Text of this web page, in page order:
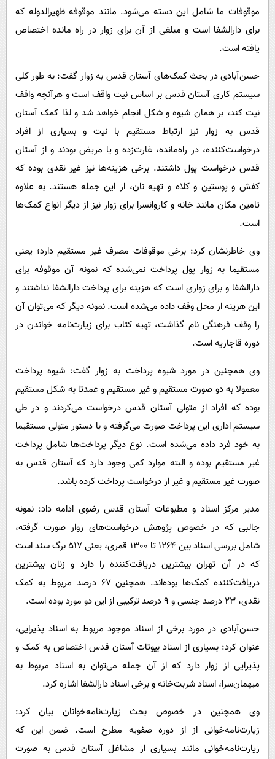
موقوفات ما شامل این دسته می‌شود. مانند موقوفه ظهیرالدوله که
برای دارالشفا است و مبلغی از آن برای زوار در راه مانده اختصاص
یافته است.
حسن‌آبادی در بحث کمک‌های آستان قدس به زوار گفت: به طور کلی
سیستم کاری آستان قدس بر اساس نیت واقف است و هرآنچه واقف
نیت کند، بر همان شیوه و شکل انجام خواهد شد و لذا کمک آستان
قدس به زوار نیز ارتباط مستقیم با نیت و بسیاری از افراد
درخواست‌کننده، در راه‌مانده، غارت‌زده و یا مریض بودند و از آستان
قدس درخواست پول داشتند. برخی هزینه‌ها نیز غیر نقدی بوده که
کفش و پوستین و کلاه و تهیه نان، از این جمله هستند. به علاوه
تامین مکان مانند خانه و کاروانسرا برای زوار نیز از دیگر انواع کمک‌ها
است.
وی خاطرنشان کرد: برخی موقوفات مصرف غیر مستقیم دارد؛ یعنی
مستقیما به زوار پول پرداخت نمی‌شده که نمونه آن موقوفه برای
دارالشفا و برای زواری است که هزینه برای پرداخت دارالشفا نداشتند و
این هزینه از محل وقف داده می‌شده است. نمونه دیگر که می‌توان آن
را وقف فرهنگی نام گذاشت، تهیه کتاب برای زیارت‌نامه خواندن در
دوره قاجاریه است.
وی همچنین در مورد شیوه پرداخت به زوار گفت: شیوه پرداخت
معمولا به دو صورت مستقیم و غیر مستقیم و عمدتا به شکل مستقیم
بوده که افراد از متولی آستان قدس درخواست می‌کردند و در طی
سیستم اداری این پرداخت صورت می‌گرفته و با دستور متولی مستقیما
به خود فرد داده می‌شده است. نوع دیگر پرداخت‌ها شامل پرداخت
غیر مستقیم بوده و البته موارد کمی وجود دارد که آستان قدس به
صورت غیر مستقیم و غیر از درخواست پرداخت کرده باشد.
مدیر مرکز اسناد و مطبوعات آستان قدس رضوی ادامه داد: نمونه
جالبی که در خصوص پژوهش درخواست‌های زوار صورت گرفته،
شامل بررسی اسناد بین 1264 تا 1300 قمری، یعنی 517 برگ سند است
که در آن تهران بیشترین دریافت‌کننده را دارد و زنان بیشترین
دریافت‌کننده کمک‌ها بوده‌اند. همچنین 67 درصد مربوط به کمک
نقدی، 23 درصد جنسی و 9 درصد ترکیبی از این دو مورد بوده است.
حسن‌آبادی در مورد برخی از اسناد موجود مربوط به اسناد پذیرایی،
عنوان کرد: بسیاری از اسناد بیوتات آستان قدس اختصاص به کمک و
پذیرایی از زوار دارد که از آن جمله می‌توان به اسناد مربوط به
میهمان‌سرا، اسناد شربت‌خانه و برخی اسناد دارالشفا اشاره کرد.
وی همچنین در خصوص بحث زیارت‌نامه‌خوانان بیان کرد:
زیارت‌نامه‌خوانی از از دوره صفویه مطرح است. ضمن این که
زیارت‌نامه‌خوانی مانند بسیاری از مشاغل آستان قدس به صورت